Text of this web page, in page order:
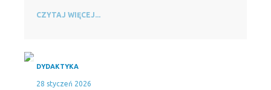
CZYTAJ WIĘCEJ...
DYDAKTYKA
28 styczeń 2026